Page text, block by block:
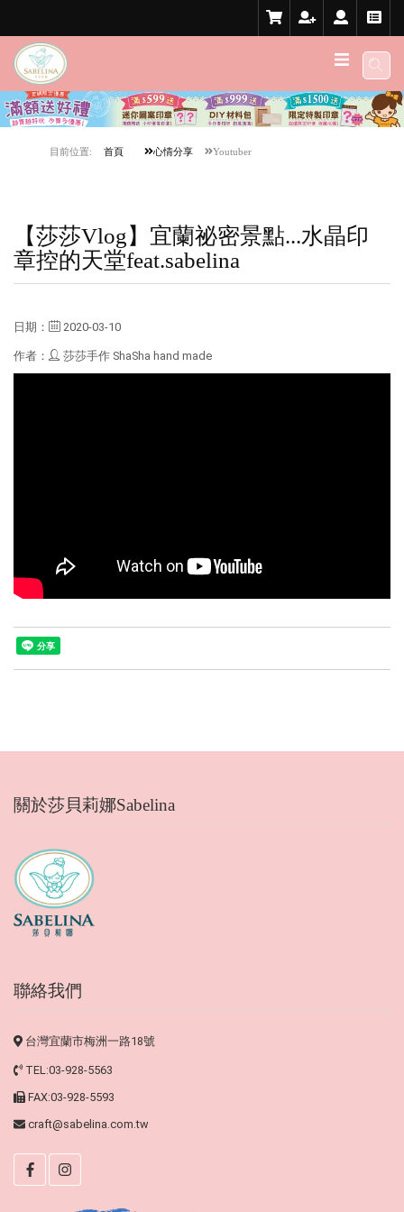
目前位置: 首頁 心情分享 Youtuber
【莎莎Vlog】宜蘭祕密景點...水晶印
章控的天堂feat.sabelina
日期： 2020-03-10
作者： 莎莎手作 ShaSha hand made
關於莎貝莉娜Sabelina
聯絡我們
台灣宜蘭市梅洲一路18號
TEL:03-928-5563
FAX:03-928-5593
craft@sabelina.com.tw